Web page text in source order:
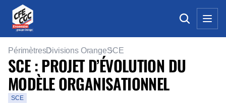
PérimètresDivisions OrangeSCE
SCE : PROJET D’ÉVOLUTION DU
MODÈLE ORGANISATIONNEL
SCE